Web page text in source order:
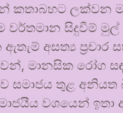
කතාබහට ලක්වන
වර්තමාන සිදුවීම් මුල්
අසත්‍ය
මානසික රෝග
සමාජය තුළ
වශයෙන් ඉතා